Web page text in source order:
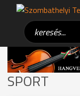
SPORT